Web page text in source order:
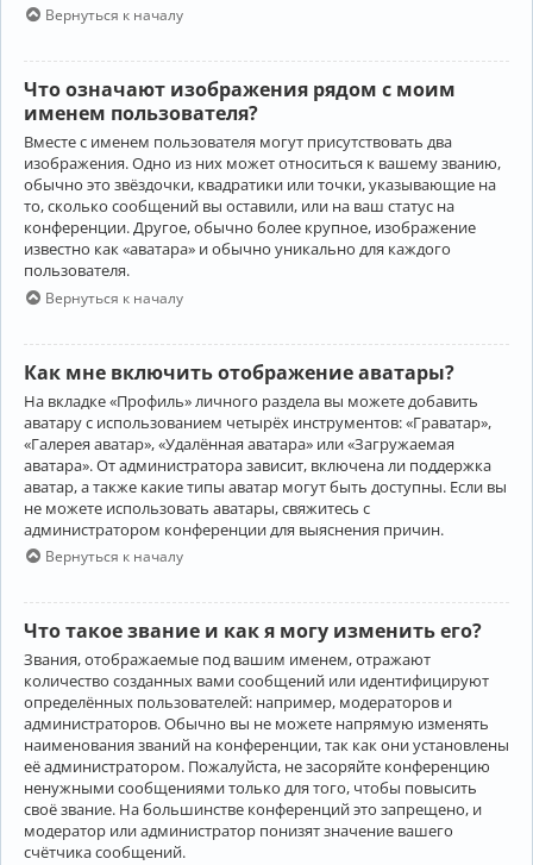
Вернуться к началу
Что означают изображения рядом с моим
именем пользователя?
Вместе с именем пользователя могут присутствовать два
изображения. Одно из них может относиться к вашему званию,
обычно это звёздочки, квадратики или точки, указывающие на
то, сколько сообщений вы оставили, или на ваш статус на
конференции. Другое, обычно более крупное, изображение
известно как «аватара» и обычно уникально для каждого
пользователя.
Вернуться к началу
Как мне включить отображение аватары?
На вкладке «Профиль» личного раздела вы можете добавить
аватару с использованием четырёх инструментов: «Граватар»,
«Галерея аватар», «Удалённая аватара» или «Загружаемая
аватара». От администратора зависит, включена ли поддержка
аватар, а также какие типы аватар могут быть доступны. Если вы
не можете использовать аватары, свяжитесь с
администратором конференции для выяснения причин.
Вернуться к началу
Что такое звание и как я могу изменить его?
Звания, отображаемые под вашим именем, отражают
количество созданных вами сообщений или идентифицируют
определённых пользователей: например, модераторов и
администраторов. Обычно вы не можете напрямую изменять
наименования званий на конференции, так как они установлены
её администратором. Пожалуйста, не засоряйте конференцию
ненужными сообщениями только для того, чтобы повысить
своё звание. На большинстве конференций это запрещено, и
модератор или администратор понизят значение вашего
счётчика сообщений.